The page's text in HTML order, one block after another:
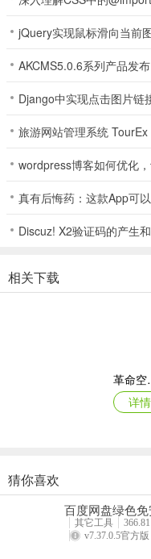
2、接着就轮到敌人的行动
jQuery实现鼠标滑向当前
AKCMS5.0.6系列产品发布
Django中实现点击图片链
旅游网站管理系统
wordpress博客如何优化
真有后悔药：这款App可
Discuz! X2验证码的产生
相关下载
革命
详情
夏洛克
详情
猜你喜欢
百度网盘绿色
其它工具
v7.37.0.5官方版